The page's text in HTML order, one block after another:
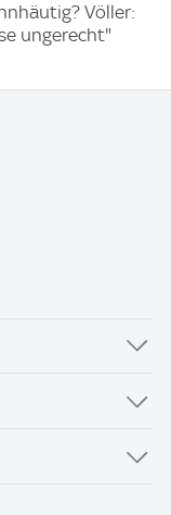
Völler:
ungerecht"